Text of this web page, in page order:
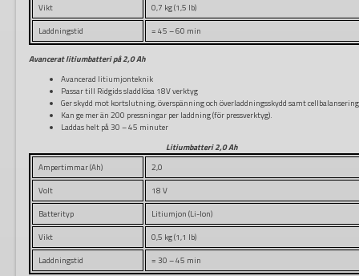
Vikt
0,7 kg (1,5 lb)
Laddningstid
= 45 – 60 min
Avancerat litiumbatteri på 2,0 Ah
Avancerad litiumjonteknik
Passar till Ridgids sladdlösa 18V verktyg
Ger skydd mot kortslutning, överspänning och överladdningsskydd samt cellbalansering
Kan ge mer än 200 pressningar per laddning (för pressverktyg).
Laddas helt på 30 – 45 minuter
Litiumbatteri 2,0 Ah
Ampertimmar (Ah)
2,0
Volt
18 V
Batterityp
Litiumjon (Li-Ion)
Vikt
0,5 kg (1,1 lb)
Laddningstid
= 30 – 45 min